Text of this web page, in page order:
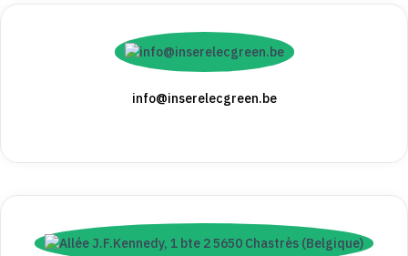
info@inserelecgreen.be